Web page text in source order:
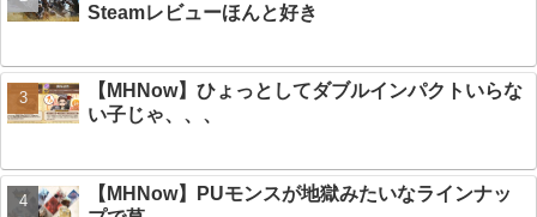
Steamレビューほんと好き
【MHNow】ひょっとしてダブルインパクトいらな
い子じゃ、、、
【MHNow】PUモンスが地獄みたいなラインナッ